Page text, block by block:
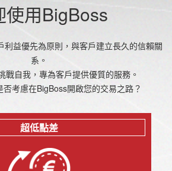
使用BigBoss
利益優先為原則，與客戶建立長久的信賴關
系。
戰自我，專為客戶提供優質的服務。
考慮在BigBoss開啟您的交易之路？
超低點差